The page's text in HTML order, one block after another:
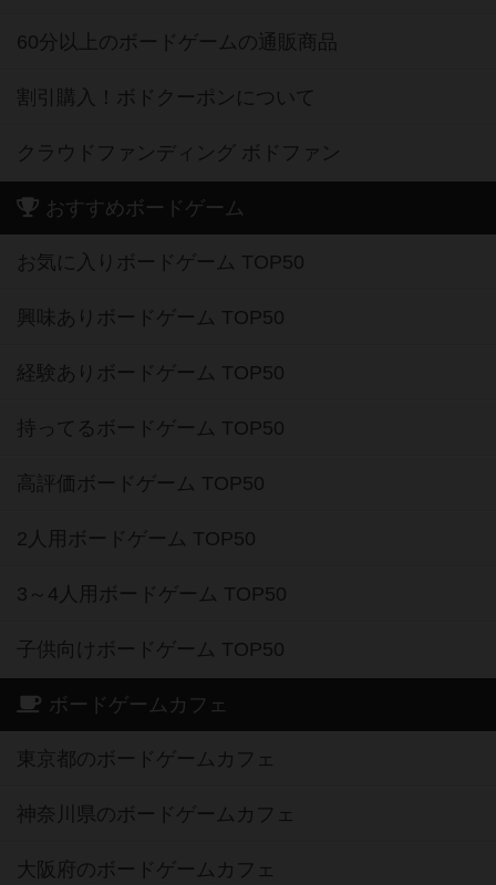
60分以上のボードゲームの通販商品
割引購入！ボドクーポンについて
クラウドファンディング ボドファン
おすすめボードゲーム
お気に入りボードゲーム TOP50
興味ありボードゲーム TOP50
経験ありボードゲーム TOP50
持ってるボードゲーム TOP50
高評価ボードゲーム TOP50
2人用ボードゲーム TOP50
3～4人用ボードゲーム TOP50
子供向けボードゲーム TOP50
ボードゲームカフェ
東京都のボードゲームカフェ
神奈川県のボードゲームカフェ
大阪府のボードゲームカフェ